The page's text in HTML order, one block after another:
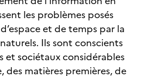
les problèmes posés
et de temps par la
Ils sont conscients
et sociétaux considérables
des matières premières, de